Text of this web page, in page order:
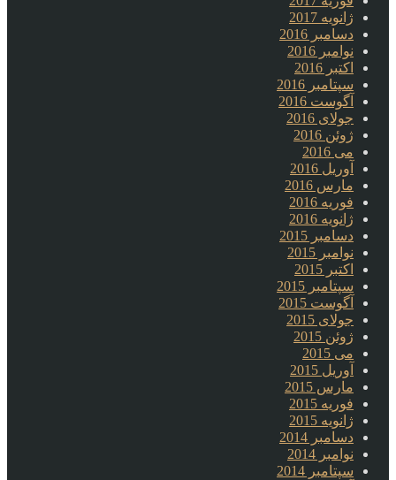
ژانویه 2017
دسامبر 2016
نوامبر 2016
اکتبر 2016
سپتامبر 2016
آگوست 2016
جولای 2016
ژوئن 2016
می 2016
آوریل 2016
مارس 2016
فوریه 2016
ژانویه 2016
دسامبر 2015
نوامبر 2015
اکتبر 2015
سپتامبر 2015
آگوست 2015
جولای 2015
ژوئن 2015
می 2015
آوریل 2015
مارس 2015
فوریه 2015
ژانویه 2015
دسامبر 2014
نوامبر 2014
سپتامبر 2014